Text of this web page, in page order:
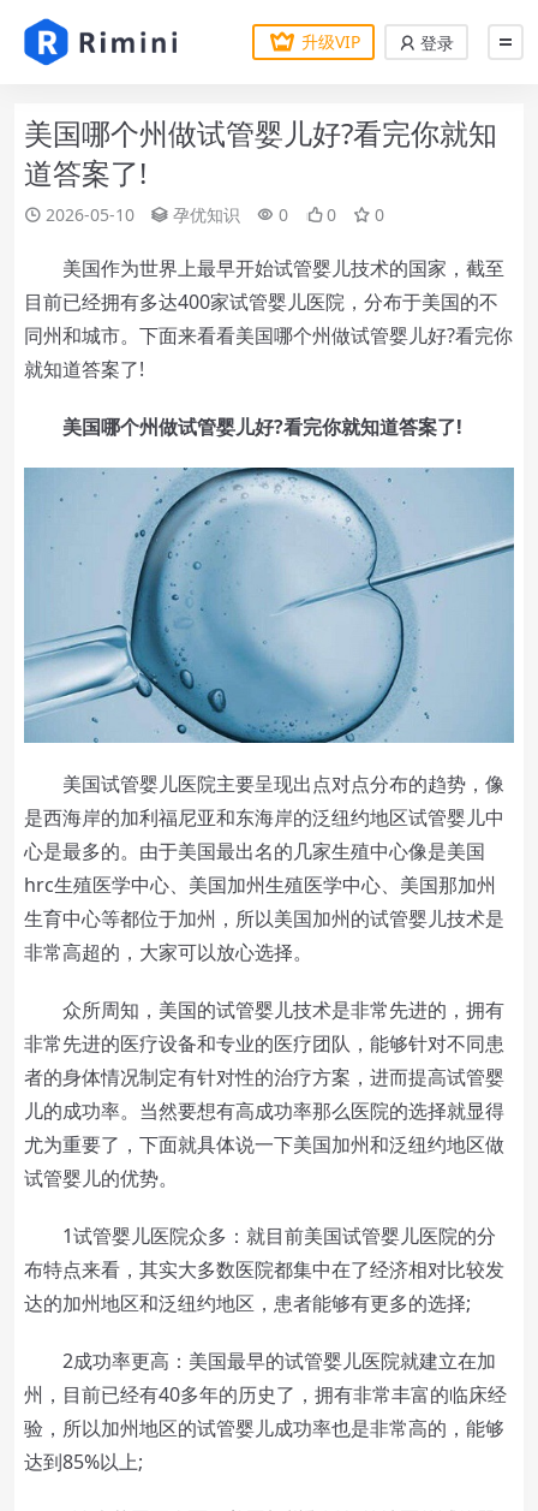
升级VIP 登录
美国哪个州做试管婴儿好?看完你就知
道答案了!
2026-05-10 孕优知识 0 0 0
美国作为世界上最早开始试管婴儿技术的国家，截至
目前已经拥有多达400家试管婴儿医院，分布于美国的不
同州和城市。下面来看看美国哪个州做试管婴儿好?看完你
就知道答案了!
美国哪个州做试管婴儿好?看完你就知道答案了!
美国试管婴儿医院主要呈现出点对点分布的趋势，像
是西海岸的加利福尼亚和东海岸的泛纽约地区试管婴儿中
心是最多的。由于美国最出名的几家生殖中心像是美国
hrc生殖医学中心、美国加州生殖医学中心、美国那加州
生育中心等都位于加州，所以美国加州的试管婴儿技术是
非常高超的，大家可以放心选择。
众所周知，美国的试管婴儿技术是非常先进的，拥有
非常先进的医疗设备和专业的医疗团队，能够针对不同患
者的身体情况制定有针对性的治疗方案，进而提高试管婴
儿的成功率。当然要想有高成功率那么医院的选择就显得
尤为重要了，下面就具体说一下美国加州和泛纽约地区做
试管婴儿的优势。
1试管婴儿医院众多：就目前美国试管婴儿医院的分
布特点来看，其实大多数医院都集中在了经济相对比较发
达的加州地区和泛纽约地区，患者能够有更多的选择;
2成功率更高：美国最早的试管婴儿医院就建立在加
州，目前已经有40多年的历史了，拥有非常丰富的临床经
验，所以加州地区的试管婴儿成功率也是非常高的，能够
达到85%以上;